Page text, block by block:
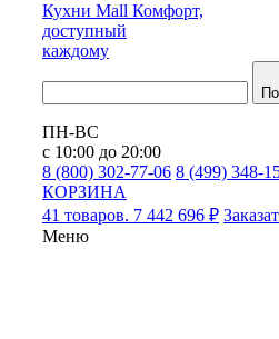
Кухни Mall Комфорт,
доступный
каждому
ПН-ВС
с 10:00 до 20:00
8 (800) 302-77-06 8 (499) 348-
КОРЗИНА
41 товаров. 7 442 696 ₽
Меню